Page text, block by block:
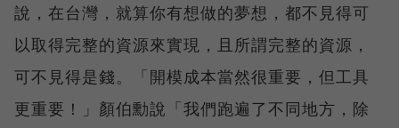
說，在台灣，就算你有想做的夢想，都不見得可
以取得完整的資源來實現，且所謂完整的資源，
可不見得是錢。「開模成本當然很重要，但工具
更重要！」顏伯勳說「我們跑遍了不同地方，除